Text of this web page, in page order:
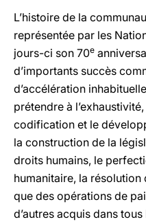
L’histoire de la
représentée par les
jours-ci son 70e
d’importants succès
d’accélération
prétendre à
codification et le
la construction de la
droits humains, le
humanitaire, la
que des opérations de
d’autres acquis dans